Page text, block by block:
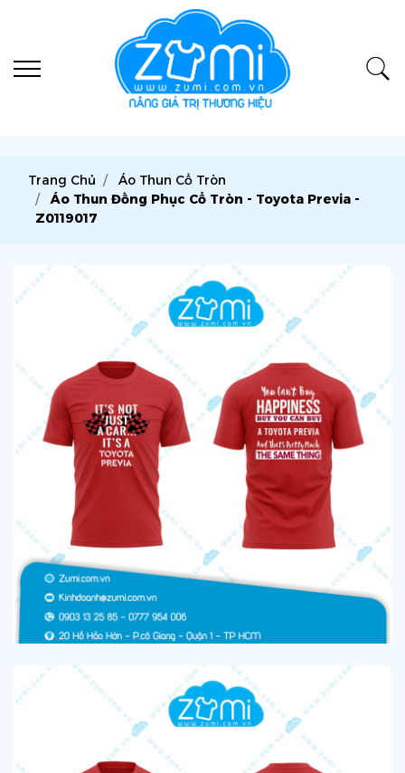
Trang Chủ
Áo Thun Cổ Tròn
Áo Thun Đồng Phục Cổ Tròn - Toyota Previa -
Z0119017